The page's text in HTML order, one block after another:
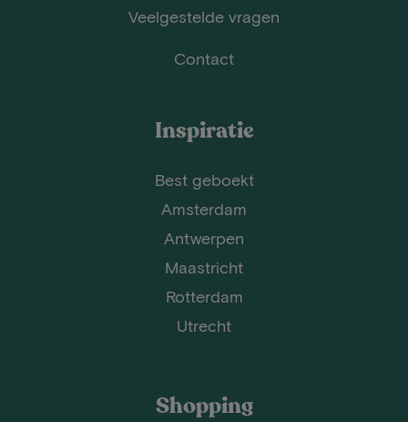
Veelgestelde vragen
Contact
Inspiratie
Best geboekt
Amsterdam
Antwerpen
Maastricht
Rotterdam
Utrecht
Shopping